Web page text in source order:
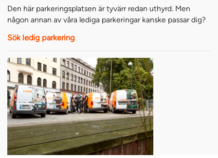
Den här parkeringsplatsen är tyvärr redan uthyrd. Men
någon annan av våra lediga parkeringar kanske passar dig?
Sök ledig parkering